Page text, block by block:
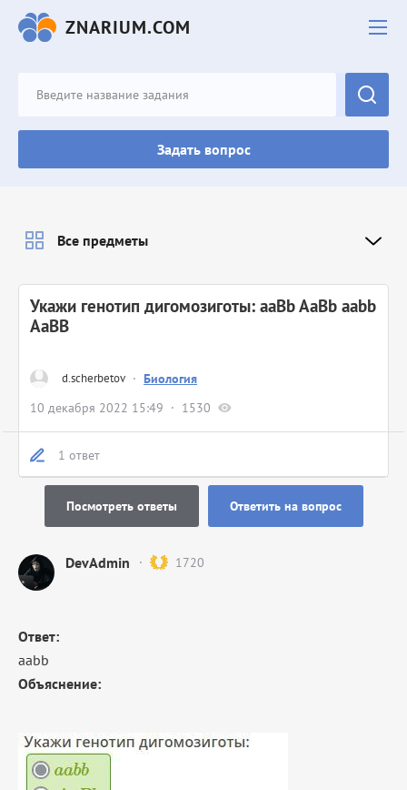
ZNARIUM.COM
Задать вопрос
d.scherbetov · Биология
10 декабря 2022 15:49
1530
Укажи генотип дигомозиготы: aaBb AaBb aabb
AaBB
1 ответ
Посмотреть ответы Ответить на вопрос
DevAdmin 1720
Ответ:
aabb
Объяснение:
Все предметы